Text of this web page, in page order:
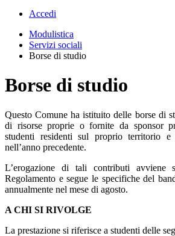
Accedi
Modulistica
Servizi sociali
Borse di studio
Borse di studio
Questo Comune ha istituito delle borse di
di risorse proprie o fornite da sponsor
studenti residenti sul proprio territorio
nell’anno precedente.
L’erogazione di tali contributi avviene
Regolamento e segue le specifiche del
annualmente nel mese di agosto.
A CHI SI RIVOLGE
La prestazione si riferisce a studenti delle